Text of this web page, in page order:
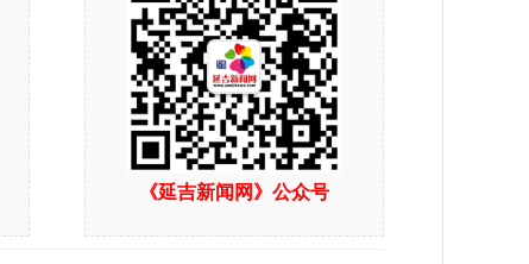
《延吉新闻网》公众号